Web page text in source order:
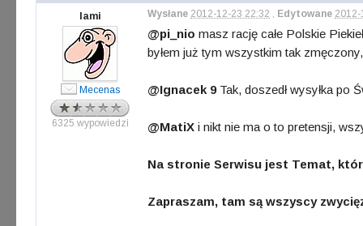
lami
Mecenas
6325 wypowiedzi
Wysłane 2012-12-23 22:32 , Edytowane
@pi_nio masz rację całe Polskie
byłem już tym wszystkim tak
@Ignacek 9Tak, doszedł wysyłka po
@MatiX i nikt nie ma o to pretensji,
Na stronie Serwisu jest Temat,
Zapraszam, tam są wszyscy